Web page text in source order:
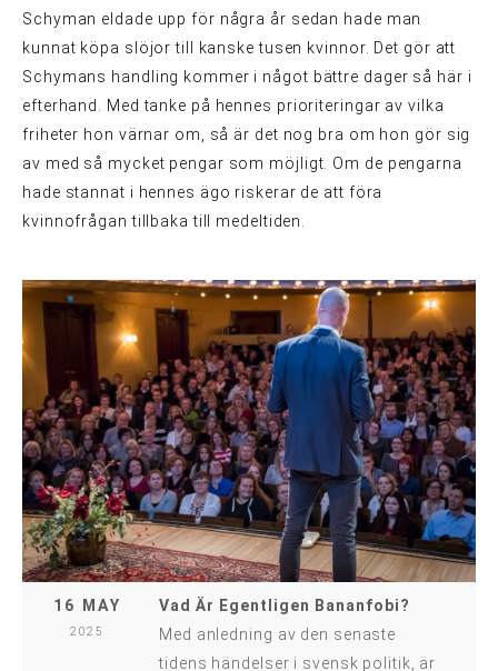
Schyman eldade upp för några år sedan hade man
kunnat köpa slöjor till kanske tusen kvinnor. Det gör att
Schymans handling kommer i något bättre dager så här i
efterhand. Med tanke på hennes prioriteringar av vilka
friheter hon värnar om, så är det nog bra om hon gör sig
av med så mycket pengar som möjligt. Om de pengarna
hade stannat i hennes ägo riskerar de att föra
kvinnofrågan tillbaka till medeltiden.
16 MAY
2025
Vad Är Egentligen Bananfobi?
Med anledning av den senaste
tidens händelser i svensk politik, är